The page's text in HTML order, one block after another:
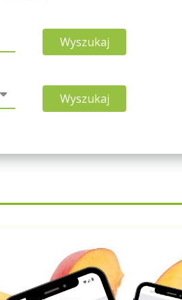
Wyszukaj
Wyszukaj